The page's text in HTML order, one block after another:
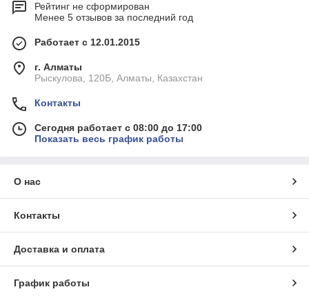
Рейтинг не сформирован
Менее 5 отзывов за последний год
Работает с 12.01.2015
г. Алматы
Рыскулова, 120Б, Алматы, Казахстан
Контакты
Сегодня работает с 08:00 до 17:00
Показать весь график работы
О нас
Контакты
Доставка и оплата
График работы